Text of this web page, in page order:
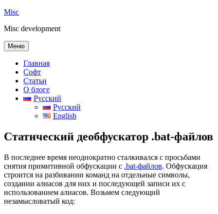
Перейти
содержимому
Misc
Misc development
Меню
Главная
Софт
Статьи
О блоге
Русский
Русский
English
Статический деобфускатор .bat-файлов
В последнее время неоднократно сталкивался с просьбами
снятия примитивной обфускации с .bat-файлов. Обфускация
строится на разбивании команд на отдельные символы,
создании алиасов для них и последующей записи их с
использованием алиасов. Возьмем следующий
незамысловатый код: